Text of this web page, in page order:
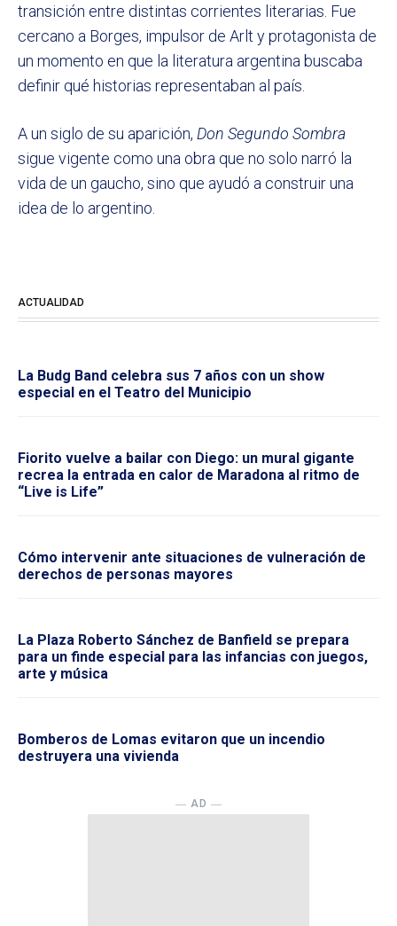
transición entre distintas corrientes literarias. Fue
cercano a Borges, impulsor de Arlt y protagonista de
un momento en que la literatura argentina buscaba
definir qué historias representaban al país.
A un siglo de su aparición, Don Segundo Sombra
sigue vigente como una obra que no solo narró la
vida de un gaucho, sino que ayudó a construir una
idea de lo argentino.
ACTUALIDAD
La Budg Band celebra sus 7 años con un show
especial en el Teatro del Municipio
Fiorito vuelve a bailar con Diego: un mural gigante
recrea la entrada en calor de Maradona al ritmo de
“Live is Life”
Cómo intervenir ante situaciones de vulneración de
derechos de personas mayores
La Plaza Roberto Sánchez de Banfield se prepara
para un finde especial para las infancias con juegos,
arte y música
Bomberos de Lomas evitaron que un incendio
destruyera una vivienda
― AD ―